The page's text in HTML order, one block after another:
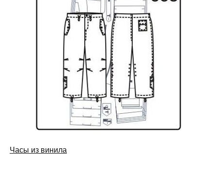
Часы из винила